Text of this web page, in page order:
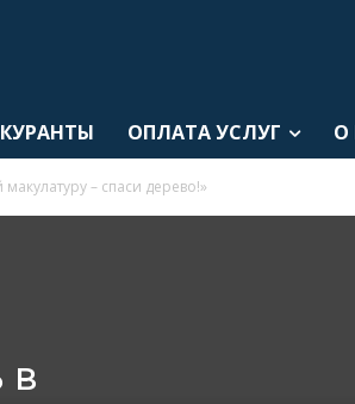
ОПЛАТА УСЛУГ О
– спаси дерево!»
в